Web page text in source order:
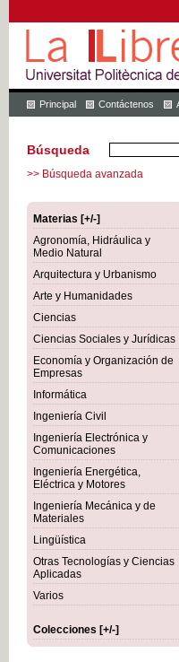
Principal Contáctenos
Búsqueda
>> Búsqueda avanzada
Materias [+/-]
Agronomía, Hidráulica y
Medio Natural
Arquitectura y Urbanismo
Arte y Humanidades
Ciencias
Ciencias Sociales y Jurídicas
Economía y Organización de
Empresas
Informática
Ingeniería Civil
Ingeniería Electrónica y
Comunicaciones
Ingeniería Energética,
Eléctrica y Motores
Ingeniería Mecánica y de
Materiales
Lingüística
Otras Tecnologías y Ciencias
Aplicadas
Varios
Colecciones [+/-]